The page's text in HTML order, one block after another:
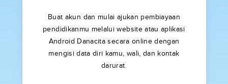
Buat akun dan mulai ajukan pembiayaan
pendidikanmu melalui website atau aplikasi
Android Danacita secara online dengan
mengisi data diri kamu, wali, dan kontak
darurat.